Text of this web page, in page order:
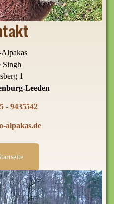
Alpakas
Singh
1
Leeden
- 9435542
alpakas.de